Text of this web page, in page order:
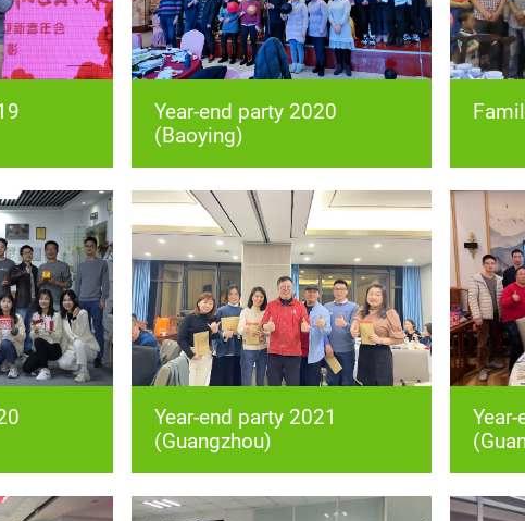
(Baoying)
(Guangzhou)